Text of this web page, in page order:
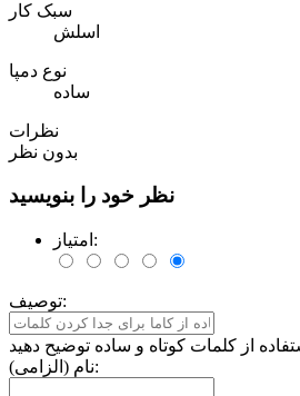
سبک کار
اسلش
نوع دمپا
ساده
نظرات
بدون نظر
نظر خود را بنویسید
امتیاز:
توصیف:
نام (الزامی):